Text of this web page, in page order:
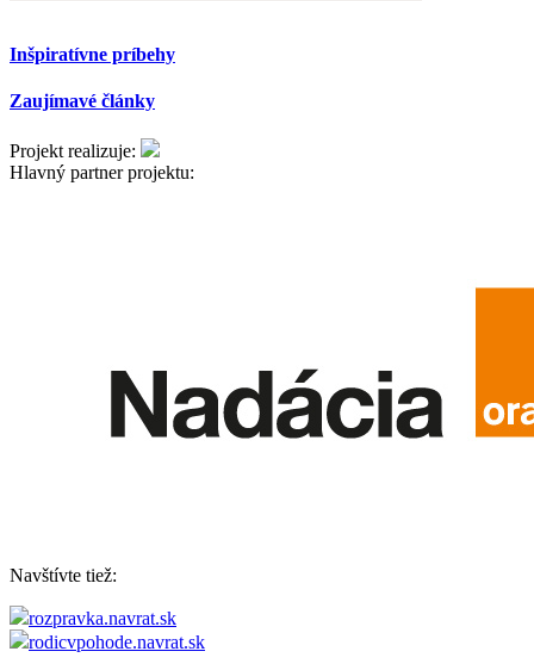
Inšpiratívne príbehy
Zaujímavé články
Projekt realizuje:
Hlavný partner projektu:
Navštívte tiež:
rozpravka.navrat.sk
rodicvpohode.navrat.sk